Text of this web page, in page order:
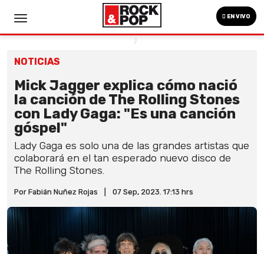
EN VIVO
NOTICIAS
Mick Jagger explica cómo nació
la canción de The Rolling Stones
con Lady Gaga: "Es una canción
góspel"
Lady Gaga es solo una de las grandes artistas que
colaborará en el tan esperado nuevo disco de
The Rolling Stones.
Por Fabián Nuñez Rojas 07 Sep, 2023. 17:13 hrs